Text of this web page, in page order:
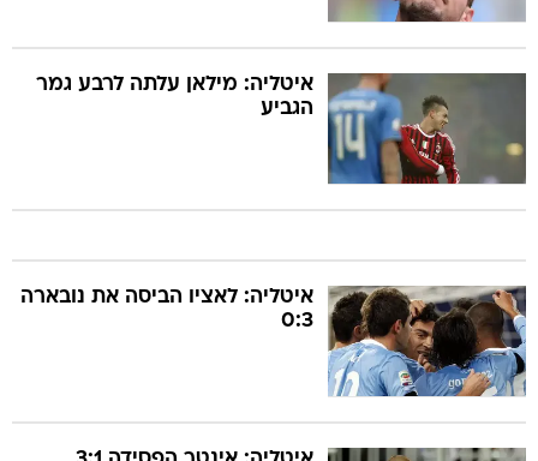
איטליה: מילאן עלתה לרבע גמר
הגביע
איטליה: לאציו הביסה את נובארה
0:3